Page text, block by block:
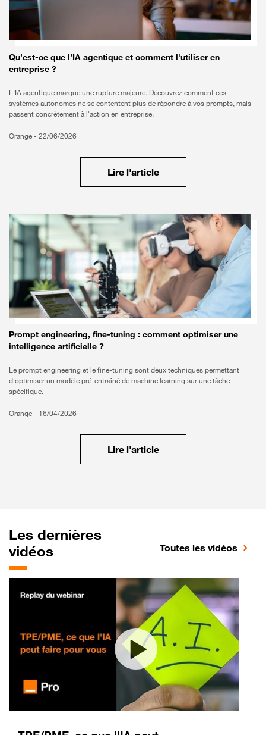
Qu’est-ce que l’IA agentique et comment l'utiliser en
entreprise ?
L'IA agentique marque une rupture majeure. Découvrez comment ces
systèmes autonomes ne se contentent plus de répondre à vos prompts, mais
passent concrètement à l'action en entreprise.
Orange - 22/06/2026
Lire l'article
Prompt engineering, fine-tuning : comment optimiser une
intelligence artificielle ?
Le prompt engineering et le fine-tuning sont deux techniques permettant
d'optimiser un modèle pré-entraîné de machine learning sur une tâche
spécifique.
Orange - 16/04/2026
Lire l'article
Les dernières
vidéos
Toutes les vidéos